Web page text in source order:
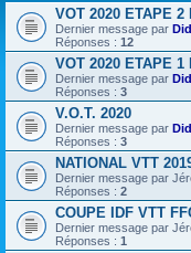
VOT 2020 ETAPE 2
Dernier message par
Réponses : 12
VOT 2020 ETAPE 1
Dernier message par
Réponses : 3
V.O.T. 2020
Dernier message par
Réponses : 3
NATIONAL VTT
Dernier message par
Réponses : 2
COUPE IDF VTT
Dernier message par
Réponses : 1